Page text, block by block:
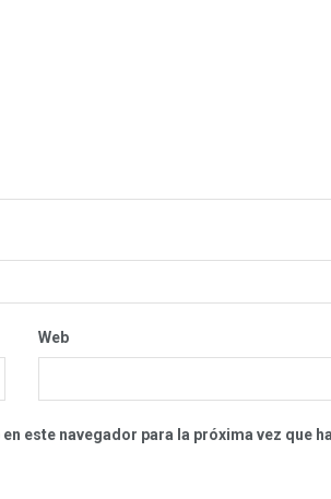
Web
este navegador para la próxima vez que